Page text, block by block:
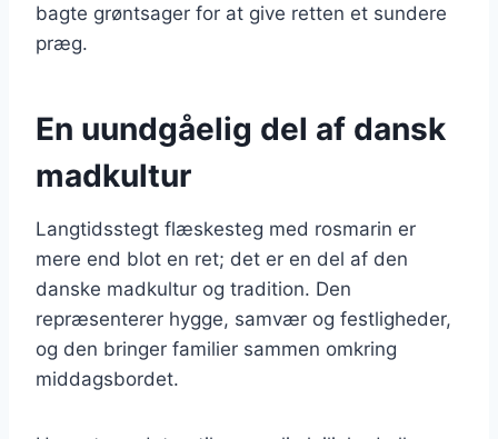
bagte grøntsager for at give retten et sundere
præg.
En uundgåelig del af dansk
madkultur
Langtidsstegt flæskesteg med rosmarin er
mere end blot en ret; det er en del af den
danske madkultur og tradition. Den
repræsenterer hygge, samvær og festligheder,
og den bringer familier sammen omkring
middagsbordet.